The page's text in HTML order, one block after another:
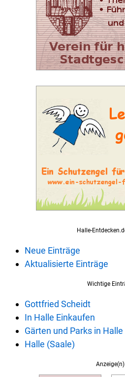
Halle-
Neue Einträge
Aktualisierte Einträge
Wichtige
Gottfried Scheidt
In Halle Einkaufen
Gärten und Parks in Halle
Halle (Saale)
Anzeige(n)